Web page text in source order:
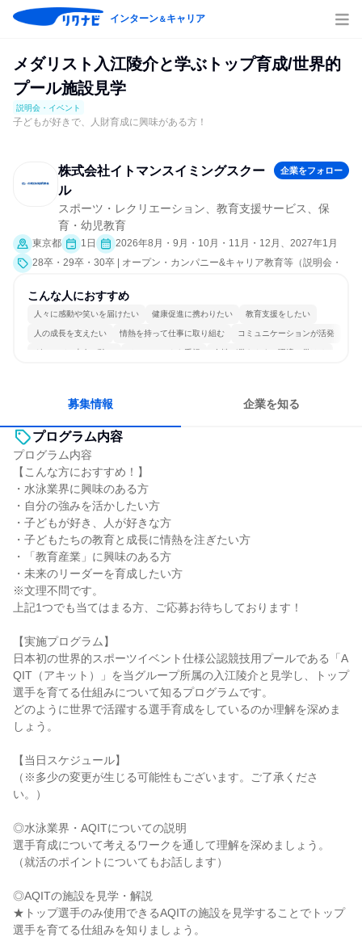
インターン＆キャリア
メダリスト入江陵介と学ぶトップ育成/世界的
プール施設見学
説明会・イベント
子どもが好きで、人財育成に興味がある方！
株式会社イトマンスイミングスクー
ル
企業をフォロー
スポーツ・レクリエーション、教育支援サービス、保
育・幼児教育
東京都 1日
2026年8月・9月・10月・11月・12月、2027年1月
28卒・29卒・30卒 | オープン・カンパニー&キャリア教育等（説明会・
会、業界研究]）
こんな人におすすめ
人々に感動や笑いを届けたい 健康促進に携わりたい 教育支援をしたい
人の成長を支えたい 情熱を持って仕事に取り組む コミュニケーションが活発
グローバル志向が強い チームワークを重視 女性が働きやすい環境で働ける
募集情報 企業を知る
プログラム内容
プログラム内容
【こんな方におすすめ！】
・水泳業界に興味のある方
・自分の強みを活かしたい方
・子どもが好き、人が好きな方
・子どもたちの教育と成長に情熱を注ぎたい方
・「教育産業」に興味のある方
・未来のリーダーを育成したい方
※文理不問です。
上記1つでも当てはまる方、ご応募お待ちしております！
【実施プログラム】
日本初の世界的スポーツイベント仕様公認競技用プールである「A
QIT（アキット）」を当グループ所属の入江陵介と見学し、トップ
選手を育てる仕組みについて知るプログラムです。
どのように世界で活躍する選手育成をしているのか理解を深めま
しょう。
【当日スケジュール】
（※多少の変更が生じる可能性もございます。ご了承くださ
い。）
◎水泳業界・AQITについての説明
選手育成について考えるワークを通して理解を深めましょう。
（就活のポイントについてもお話します）
◎AQITの施設を見学・解説
★トップ選手のみ使用できるAQITの施設を見学することでトップ
選手を育てる仕組みを知りましょう。